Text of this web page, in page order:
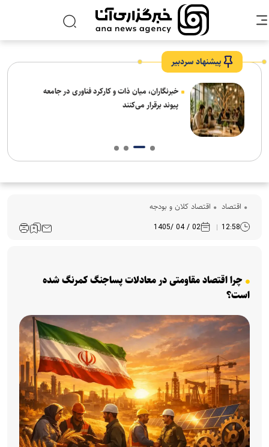
پیشنهاد سردبیر
خبرنگاران، میان ذات و کارکرد فناوری در جامعه
پیوند برقرار می‌کنند
اقتصاد اقتصاد کلان و بودجه
12:58
02 / 04 /1405
چرا اقتصاد مقاومتی در معادلات پساجنگ کمرنگ شده
است؟